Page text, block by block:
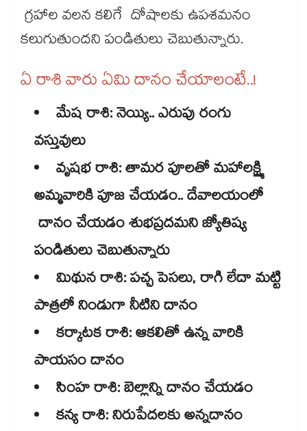
గ్రహాల వలన కలిగే దోషాలకు ఉపశమనం
కలుగుతుందని పండితులు చెబుతున్నారు.
ఏ రాశి వారు ఏమి దానం చేయాలంటే..!
మేష రాశి: నెయ్యి.. ఎరుపు రంగు
వస్తువులు
వృషభ రాశి: తామర పూలతో మహాలక్ష్మి
అమ్మవారికి పూజ చేయడం.. దేవాలయంలో
దానం చేయడం శుభప్రదమని జ్యోతిష్య
పండితులు చెబుతున్నారు
మిథున రాశి: పచ్చ పెసలు, రాగి లేదా మట్టి
పాత్రలో నిండుగా నీటిని దానం
కర్కాటక రాశి: ఆకలితో ఉన్న వారికి
పాయసం దానం
సింహ రాశి: బెల్లాన్ని దానం చేయడం
కన్య రాశి: నిరుపేదలకు అన్నదానం